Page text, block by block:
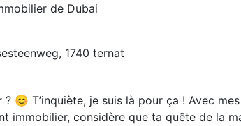
de Dubai
1740 ternat
😊 T’inquiète, je suis là pour ça ! Avec
immobilier, considère que ta quête de la